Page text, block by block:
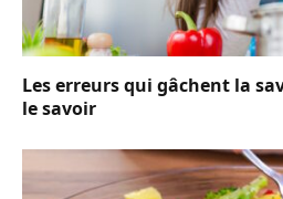
Les erreurs qui gâchent la
le savoir